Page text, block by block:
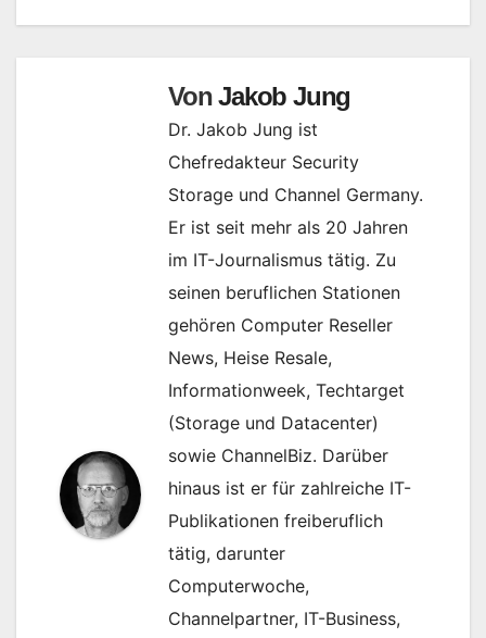
VonJakob Jung
Dr. Jakob Jung ist
Chefredakteur Security
Storage und Channel Germany.
Er ist seit mehr als 20 Jahren
im IT-Journalismus tätig. Zu
seinen beruflichen Stationen
gehören Computer Reseller
News, Heise Resale,
Informationweek, Techtarget
(Storage und Datacenter)
sowie ChannelBiz. Darüber
hinaus ist er für zahlreiche IT-
Publikationen freiberuflich
tätig, darunter
Computerwoche,
Channelpartner, IT-Business,